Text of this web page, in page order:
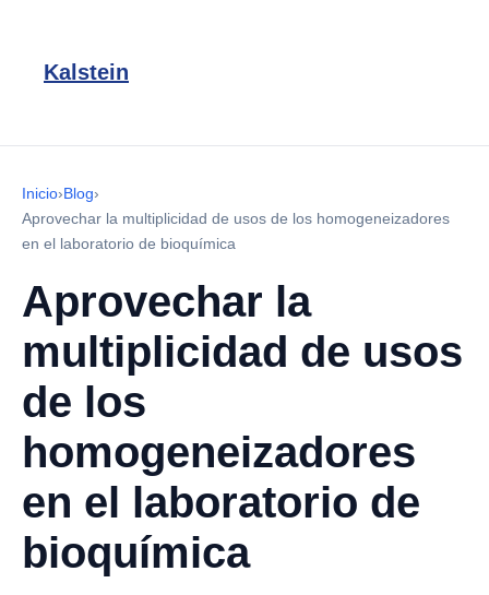
Kalstein
Inicio›Blog›
Aprovechar la multiplicidad de usos de los homogeneizadores
en el laboratorio de bioquímica
Aprovechar la
multiplicidad de usos
de los
homogeneizadores
en el laboratorio de
bioquímica